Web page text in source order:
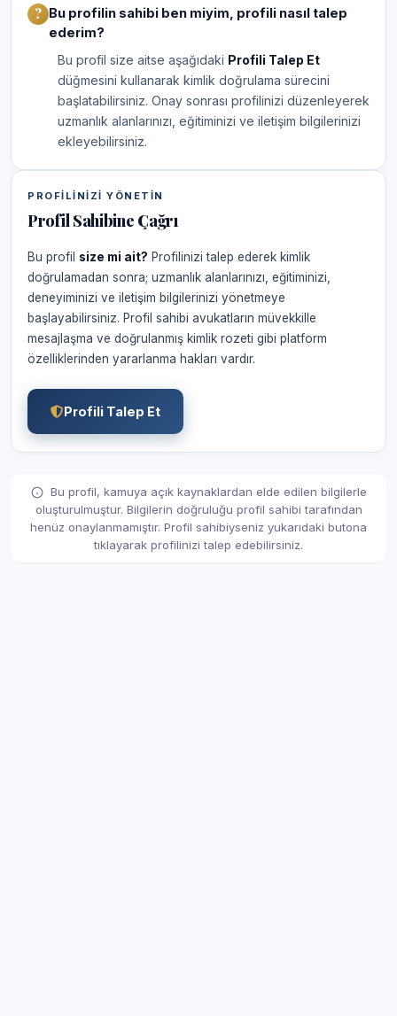
Bu profilin sahibi ben miyim, profili nasıl talep
ederim?
Bu profil size aitse aşağıdaki Profili Talep Et
düğmesini kullanarak kimlik doğrulama sürecini
başlatabilirsiniz. Onay sonrası profilinizi düzenleyerek
uzmanlık alanlarınızı, eğitiminizi ve iletişim bilgilerinizi
ekleyebilirsiniz.
PROFILINIZI YÖNETIN
Profil Sahibine Çağrı
Bu profil size mi ait? Profilinizi talep ederek kimlik
doğrulamadan sonra; uzmanlık alanlarınızı, eğitiminizi,
deneyiminizi ve iletişim bilgilerinizi yönetmeye
başlayabilirsiniz. Profil sahibi avukatların müvekkille
mesajlaşma ve doğrulanmış kimlik rozeti gibi platform
özelliklerinden yararlanma hakları vardır.
Profili Talep Et
Bu profil, kamuya açık kaynaklardan elde edilen bilgilerle
oluşturulmuştur. Bilgilerin doğruluğu profil sahibi tarafından
henüz onaylanmamıştır. Profil sahibiyseniz yukarıdaki butona
tıklayarak profilinizi talep edebilirsiniz.